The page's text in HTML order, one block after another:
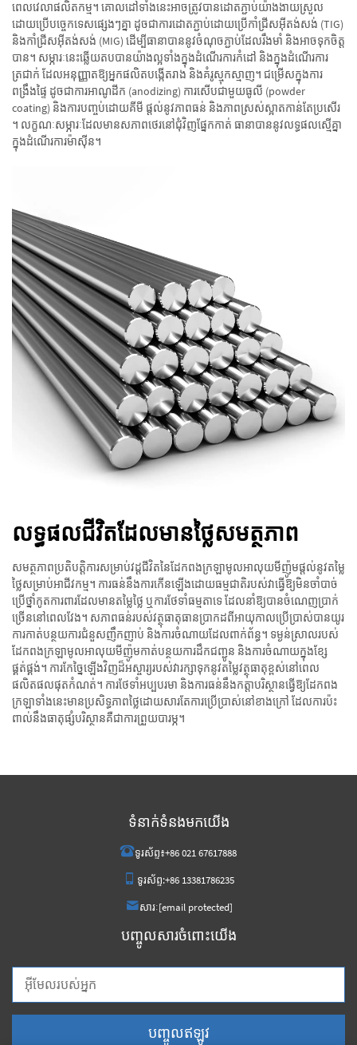
ពេលវេលា​ផលិតកម្ម​។ គោលដៅ​ទាំង​នេះ​អាច​ត្រូវ​បាន​ដោត​ភ្ជាប់​យ៉ាង​ងាយ​ស្រួល​
ដោយ​ប្រើ​បច្ចេកទេស​ផ្សេងៗ​គ្នា ដូចជា​ការ​ដោត​ភ្ជាប់​ដោយ​ប្រើ​កាំជ្រី​ស​អ៊ីតង់សង់ (TIG)
និង​កាំជ្រី​ស​អ៊ីតង់សង់ (MIG) ដើម្បី​ធានា​បាន​នូវ​ចំណុច​ភ្ជាប់​ដែល​រឹងមាំ និង​អាច​ទុក​ចិត្ត​
បាន​។ សម្ភារៈ​នេះ​ឆ្លើយតប​បាន​យ៉ាង​ល្អ​ទាំង​ក្នុង​ដំណើរការ​កំដៅ និង​ក្នុង​ដំណើរការ​
ត្រជាក់ ដែល​អនុញ្ញាត​ឱ្យ​អ្នកផលិត​បង្កើត​រាង​ និង​គំរូ​ស្មុកស្មាញ​។ ជម្រើស​ក្នុង​ការ​
ពង្រឹង​ផ្ទៃ ដូចជា​ការ​អាណូដីក (anodizing) ការ​សើប​ជាមួយ​ធូលី (powder
coating) និង​ការ​បញ្ចប់​ដោយ​គីមី ផ្តល់​នូវ​ភាព​ធន់​ និង​ភាព​ស្រស់ស្អាត​កាន់​តែ​ប្រសើរ​
។ លក្ខណៈ​សម្ភារៈ​ដែល​មាន​សភាព​ថេរ​នៅ​ជុំវិញ​ផ្នែក​កាត់​ ធានា​បាន​នូវ​លទ្ធផល​ស្មើ​គ្នា​
ក្នុង​ដំណើរការ​ម៉ាស៊ីន​។
លទ្ធផលជីវិតដែលមានថ្លៃសមត្ថភាព
សមត្ថភាពប្រតិបត្តិការសម្រាប់វដ្តជីវិតនៃដែកពងក្រឡាមូលអាលុយមីញ៉ូមផ្តល់នូវតម្លៃ
ថ្លៃសម្រាប់អាជីវកម្ម។ ការធន់នឹងការកើនឡើងដោយធម្មជាតិរបស់វាធ្វើឱ្យមិនចាំបាច់
ប្រើថ្នាំកូតការពារដែលមានតម្លៃថ្លៃ ឬការថែទាំធម្មតាទេ ដែលនាំឱ្យបាន​ចំណេញ​ប្រាក់
ច្រើន​នៅ​ពេល​វែង​។ សភាព​ធន់​របស់​វត្ថុធាតុធាន​ប្រាកដ​ពី​អាយុកាល​ប្រើប្រាស់​បាន​យូរ
ការ​កាត់​បន្ថយ​ការ​ជំនួស​ញឹក​ញាប់ និង​ការ​ចំណាយ​ដែល​ពាក់ព័ន្ធ។ ទម្ងន់​ស្រាល​របស់​
ដែក​ពងក្រឡាមូល​អាលុយមីញ៉ូម​កាត់​បន្ថយ​ការ​ដឹកជញ្ជូន និង​ការ​ចំណាយ​ក្នុង​ខ្សែ​
ផ្គត់ផ្គង់។ ការ​កែច្នៃ​ឡើងវិញ​ដ៏​អស្ចារ្យ​របស់វា​រក្សាទុកនូវតម្លៃវត្ថុធាតុខ្ពស់នៅពេល
ផលិតផលផុតកំណត់។ ការ​ថែទាំ​អប្បបរមា និង​ការ​ធន់​នឹង​កត្តា​បរិស្ថាន​ធ្វើឱ្យ​ដែក​ពង
ក្រឡា​ទាំងនេះ​មាន​ប្រសិទ្ធភាព​ថ្លៃ​ដោយ​សារ​តែ​ការ​ប្រើ​ប្រាស់​នៅ​ខាងក្រៅ ដែល​ការ​ប៉ះ
ពាល់​នឹង​ធាតុ​ផ្សំ​បរិស្ថាន​គឺ​ជា​ការ​ព្រួយ​បារម្ភ​។
ទំនាក់ទំនងមកយើង
ទូរស័ព្ទ៖+86 021 67617888
ទូរស័ព្ទ:+86 13381786235
សារៈ[email protected]
បញ្ចូលសារចំពោះយើង
បញ្ចូលឥឡូវ